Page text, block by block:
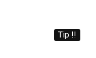
Tip !!